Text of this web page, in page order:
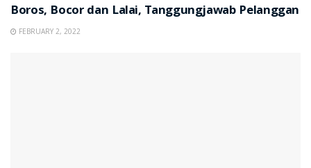
Boros, Bocor dan Lalai, Tanggungjawab Pelanggan
FEBRUARY 2, 2022